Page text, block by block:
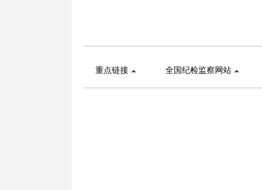
重点链接 全国纪检监察网站